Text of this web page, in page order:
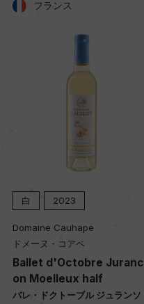
品質分類・原産地呼称
クヴァリテーツヴァイン
格付
ー
フランス
白 2023
Domaine Cauhape
ドメーヌ・コアペ
Ballet d'Octobre Juranc
on Moelleux half
バレ・ドクトーブル ジュランソ